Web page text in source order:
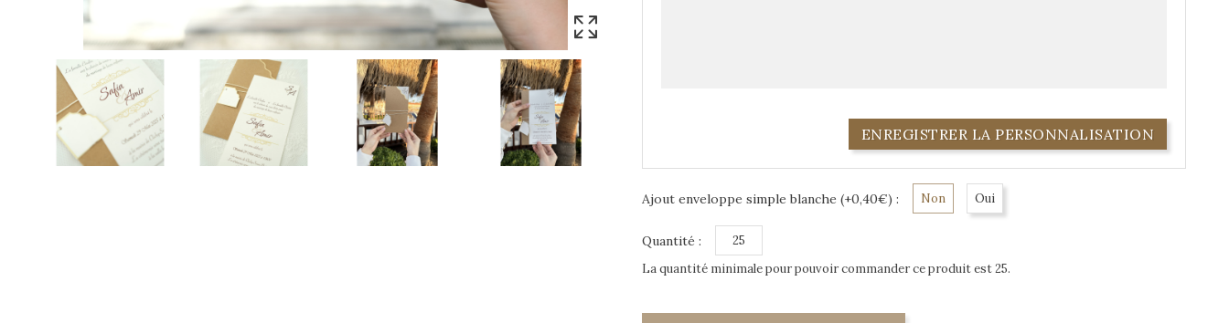
ENREGISTRER LA PERSONNALISATION
Ajout enveloppe simple blanche (+0,40€) : Non Oui
Quantité :
La quantité minimale pour pouvoir commander ce produit est 25.